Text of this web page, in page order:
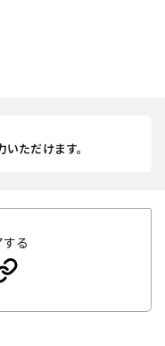
ただけます。
る